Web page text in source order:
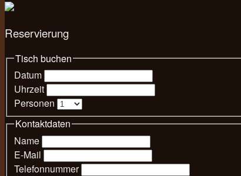
Reservierung
Tisch buchen
Datum
Uhrzeit
Personen
Kontaktdaten
Name
E-Mail
Telefonnummer